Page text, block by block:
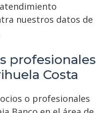
nuestros datos de
profesionales
Costa
o profesionales